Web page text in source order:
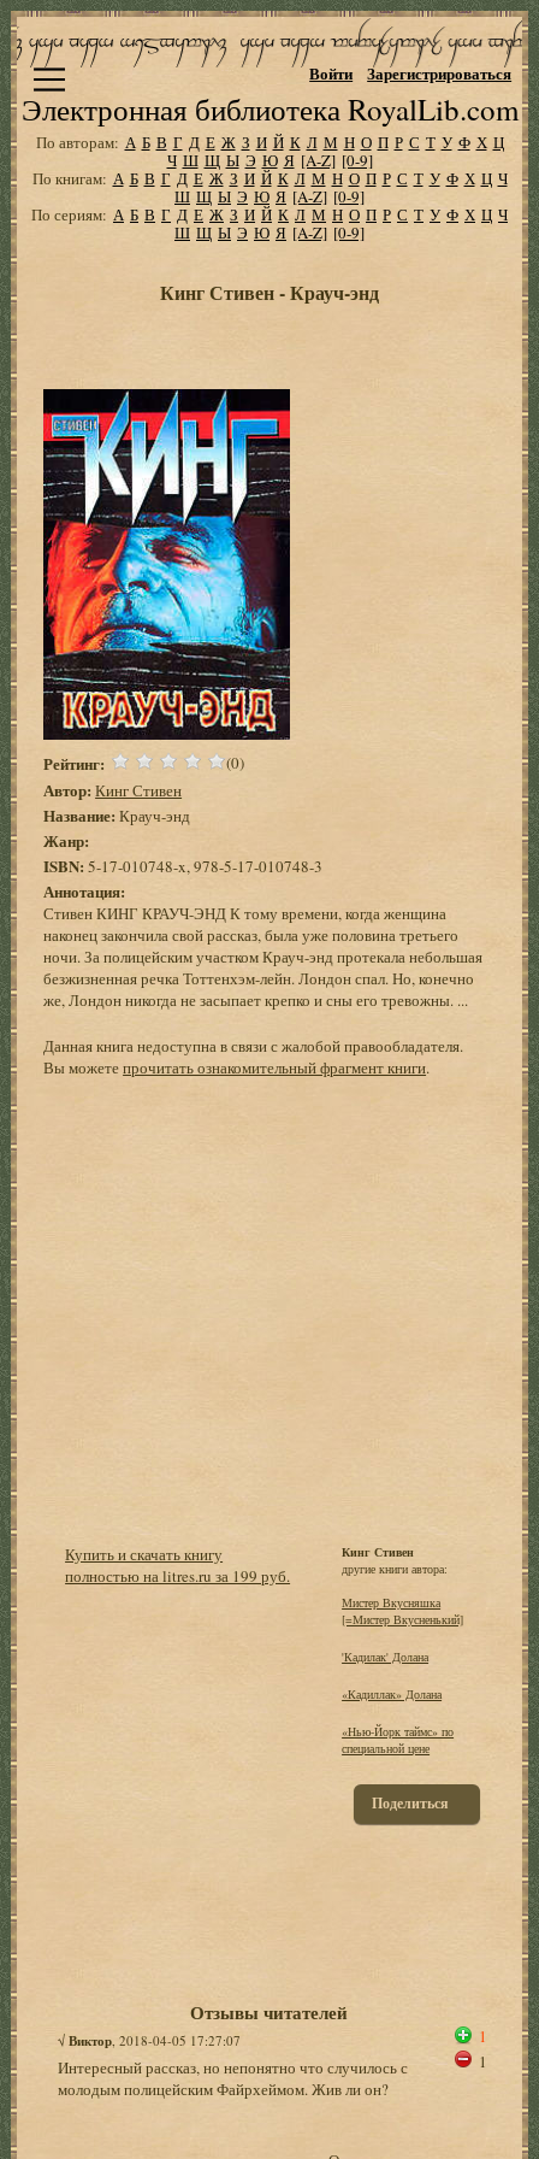
Электронная библиотека RoyalLib.com
Войти Зарегистрироваться
По авторам: А Б В Г Д Е Ж З И Й К Л М Н О П Р С Т У Ф Х Ц
Ч Ш Щ Ы Э Ю Я [A-Z] [0-9]
По книгам: А Б В Г Д Е Ж З И Й К Л М Н О П Р С Т У Ф Х Ц Ч
Ш Щ Ы Э Ю Я [A-Z] [0-9]
По сериям: А Б В Г Д Е Ж З И Й К Л М Н О П Р С Т У Ф Х Ц Ч
Ш Щ Ы Э Ю Я [A-Z] [0-9]
Кинг Стивен - Крауч-энд
Рейтинг: (0)
Автор: Кинг Стивен
Название: Крауч-энд
Жанр:
ISBN: 5-17-010748-x, 978-5-17-010748-3
Аннотация:
Стивен КИНГ КРАУЧ-ЭНД К тому времени, когда женщина
наконец закончила свой рассказ, была уже половина третьего
ночи. За полицейским участком Крауч-энд протекала небольшая
безжизненная речка Тоттенхэм-лейн. Лондон спал. Но, конечно
же, Лондон никогда не засыпает крепко и сны его тревожны. ...
Данная книга недоступна в связи с жалобой правообладателя.
Вы можетепрочитать ознакомительный фрагмент книги.
Купить и скачать книгу
полностью на litres.ru за 199 руб.
Кинг Стивен
другие книги автора:
Мистер Вкусняшка
[=Мистер Вкусненький]
'Кадилак' Долана
«Кадиллак» Долана
«Нью-Йорк таймс» по
специальной цене
Поделиться
Отзывы читателей
√Виктор , 2018-04-05 17:27:07
Интересный рассказ, но непонятно что случилось с
молодым полицейским Файрхеймом. Жив ли он?
1
1